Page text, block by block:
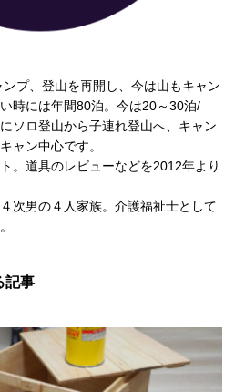
プ、登山を再開し、今は山もキャン
時には年間80泊。今は20～30泊/
ソロ登山から子連れ登山へ、キャン
ャン中心です。
。道具のレビューなどを2012年より
次男の４人家族。介護福祉士として
記事